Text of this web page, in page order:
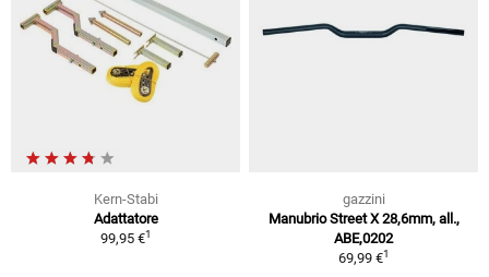
Kern-Stabi
Adattatore
99,95 €1
gazzini
Manubrio Street X 28,6mm, all.,
ABE,0202
69,99 €1